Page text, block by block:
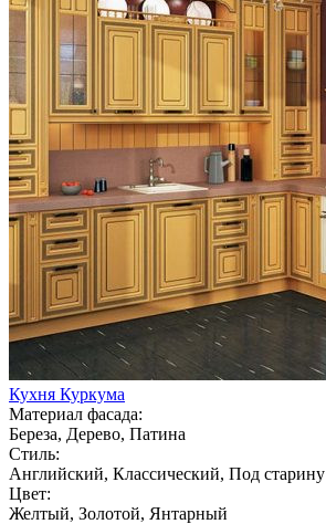
Кухня Куркума
Материал фасада:
Береза, Дерево, Патина
Стиль:
Английский, Классический, Под старину
Цвет:
Желтый, Золотой, Янтарный